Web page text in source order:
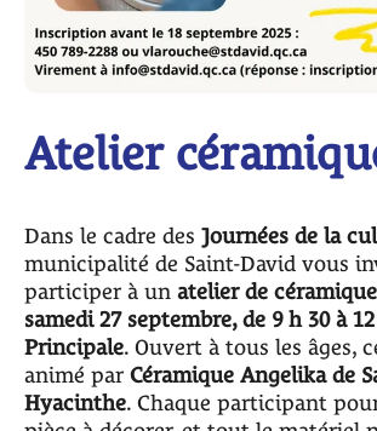
Atelier
Dans le cadre des Journées de la
municipalité de Saint-David vous
participer à un atelier de
samedi 27 septembre, de 9 h 30 à
Principale. Ouvert à tous les âges,
animé par Céramique Angelika de
Hyacinthe. Chaque participant